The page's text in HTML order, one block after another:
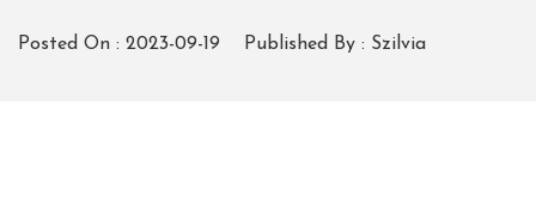
Posted On : 2023-09-19 Published By : Szilvia